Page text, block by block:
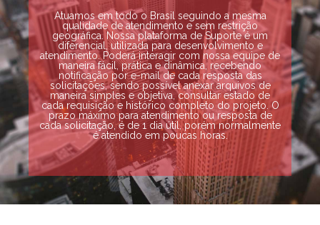
Atuamos em todo o Brasil seguindo a mesma
qualidade de atendimento e sem restrição
geográfica. Nossa plataforma de Suporte é um
diferencial, utilizada para desenvolvimento e
atendimento. Poderá interagir com nossa equipe de
maneira fácil, prática e dinâmica, recebendo
notificação por e-mail de cada resposta das
solicitações, sendo possível anexar arquivos de
maneira simples e objetiva, consultar estado de
cada requisição e histórico completo do projeto. O
prazo máximo para atendimento ou resposta de
cada solicitação, é de 1 dia útil, porém normalmente
é atendido em poucas horas.